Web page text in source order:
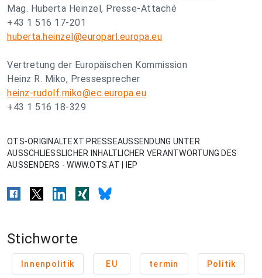
Mag. Huberta Heinzel, Presse-Attaché
+43 1 516 17-201
huberta.heinzel@europarl.europa.eu
Vertretung der Europäischen Kommission
Heinz R. Miko, Pressesprecher
heinz-rudolf.miko@ec.europa.eu
+43 1 516 18-329
OTS-ORIGINALTEXT PRESSEAUSSENDUNG UNTER
AUSSCHLIESSLICHER INHALTLICHER VERANTWORTUNG DES
AUSSENDERS - WWW.OTS.AT | IEP
Stichworte
Innenpolitik EU termin Politik